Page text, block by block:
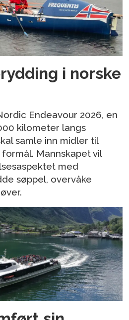
i norske
Endeavour 2026, en
kilometer langs
samle inn midler til
Mannskapet vil
med
søppel, overvåke